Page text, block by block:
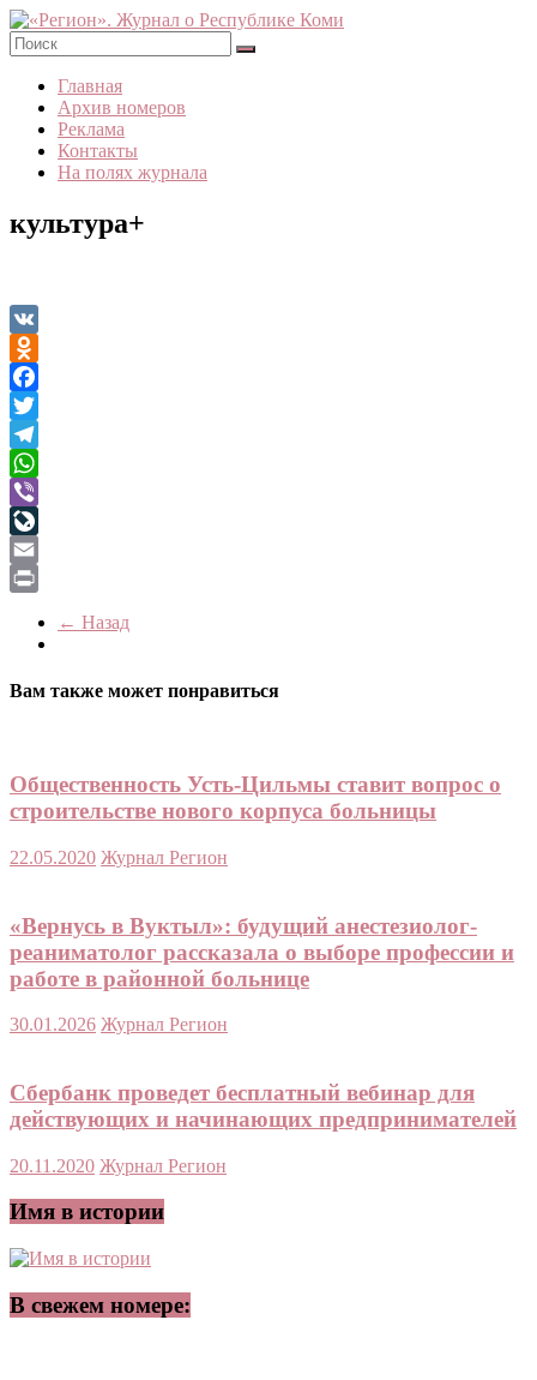
Skip
to
content
«Регион».
Журнал
Республике
Коми
Главная
Архив номеров
Реклама
Контакты
На полях журнала
культура+
VK
Odnoklassniki
Facebook
Twitter
Telegram
WhatsApp
Viber
LiveJournal
Email
← Назад
Вам также может понравиться
Общественность Усть-Цильмы ставит вопрос о
строительстве нового корпуса больницы
22.05.2020 Журнал Регион
«Вернусь в Вуктыл»: будущий анестезиолог-
реаниматолог рассказала о выборе профессии и
работе в районной больнице
30.01.2026 Журнал Регион
Сбербанк проведет бесплатный вебинар для
действующих и начинающих предпринимателей
20.11.2020 Журнал Регион
Имя в истории
В свежем номере: